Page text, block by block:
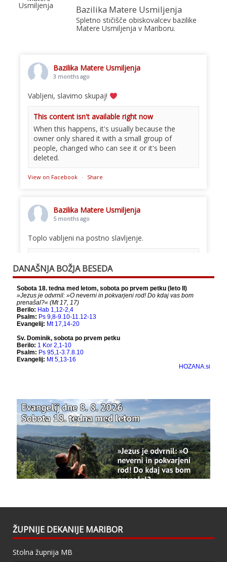
Bazilika Matere Usmiljenja
Spletno stičišče obiskovalcev bazilike
Matere Usmiljenja v Mariboru.
Bazilika Matere Usmiljenja
3 months ago
Vabljeni, slavimo skupaj!
This content isn't available right now
When this happens, it's usually because the
owner only shared it with a small group of
people, changed who can see it or it's been
deleted.
View on Facebook · Share
Bazilika Matere Usmiljenja
5 months ago
Toplo vabljeni na postno slavljenje.
When this happens, it's usually because the
owner only shared it with a small group of
people, changed who can see it or it's been
deleted.
View on Facebook · Share
Bazilika Matere Usmiljenja
12 months ago
Photo
View on Facebook · Share
Bazilika Matere Usmiljenja updated their
status.
1 years ago
When this happens, it's usually because the
people, changed who can see it or it's been
deleted.
View on Facebook
DANAŠNJA BOŽJA BESEDA
ŽUPNIJE DEKANIJE MARIBOR
Stolna župnija MB